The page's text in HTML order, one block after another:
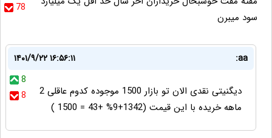
78
سود میبرن
aa:
۱۴۰۱/۹/۲۲ ۱۶:۵۶:۱۱
8
8
دیگنیتی نقدی الان تو بازار 1500 موجوده کدوم عاقلی 2
ماهه خریده با این قیمت (1342+9% +43 = 1500 )